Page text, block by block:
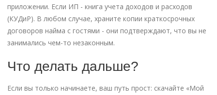
приложении. Если ИП - книга учета доходов и расходов
(КУДиР). В любом случае, храните копии краткосрочных
договоров найма с гостями - они подтверждают, что вы не
занимались чем-то незаконным.
Что делать дальше?
Если вы только начинаете, ваш путь прост: скачайте «Мой